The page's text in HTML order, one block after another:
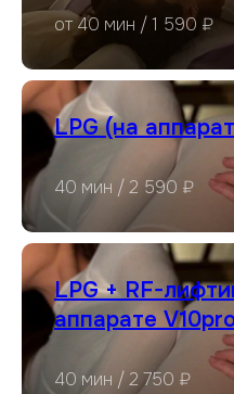
от 40 мин / 1 590 ₽
LPG (на
40 мин / 2 590 ₽
LPG + RF-
аппарате
40 мин / 2 750 ₽